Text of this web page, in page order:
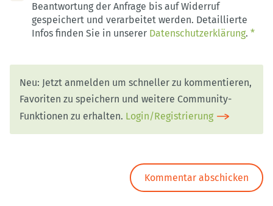
Beantwortung der Anfrage bis auf Widerruf
gespeichert und verarbeitet werden. Detaillierte
Infos finden Sie in unserer Datenschutzerklärung. *
Neu: Jetzt anmelden um schneller zu kommentieren,
Favoriten zu speichern und weitere Community-
Funktionen zu erhalten. Login/Registrierung